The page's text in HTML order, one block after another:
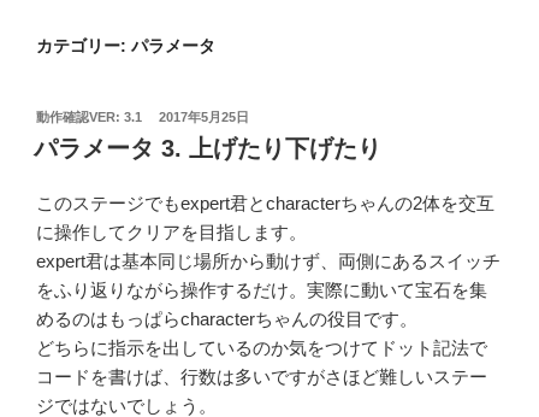
カテゴリー: パラメータ
動作確認VER: 3.1
投
稿
日:
2017年5月25日
パラメータ 3. 上げたり下げたり
このステージでもexpert君とcharacterちゃんの2体を交互
に操作してクリアを目指します。
expert君は基本同じ場所から動けず、両側にあるスイッチ
をふり返りながら操作するだけ。実際に動いて宝石を集
めるのはもっぱらcharacterちゃんの役目です。
どちらに指示を出しているのか気をつけてドット記法で
コードを書けば、行数は多いですがさほど難しいステー
ジではないでしょう。